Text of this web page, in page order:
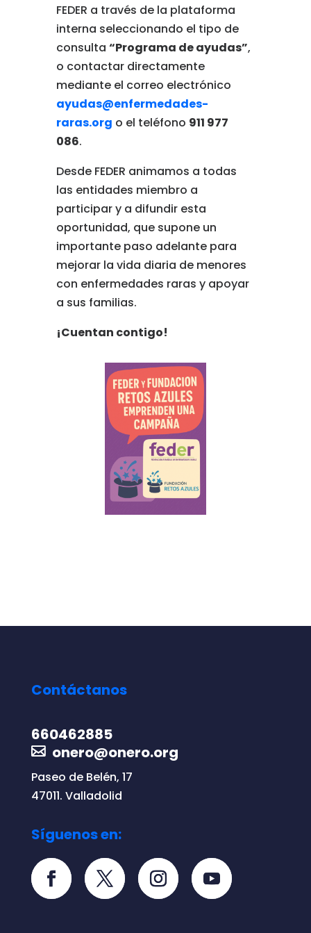
FEDER a través de la plataforma
interna seleccionando el tipo de
consulta “Programa de ayudas”,
o contactar directamente
mediante el correo electrónico
ayudas@enfermedades-
raras.org o el teléfono 911 977
086.
Desde FEDER animamos a todas
las entidades miembro a
participar y a difundir esta
oportunidad, que supone un
importante paso adelante para
mejorar la vida diaria de menores
con enfermedades raras y apoyar
a sus familias.
¡Cuentan contigo!
Contáctanos
660462885
onero@onero.org
Paseo de Belén, 17
47011. Valladolid
Síguenos en: